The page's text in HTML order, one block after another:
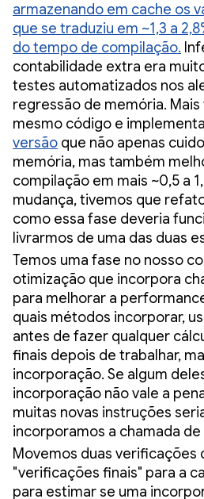
armazenando em cache os
que se traduziu em ~1,3 a
do tempo de compilação.
contabilidade extra era
testes automatizados nos
regressão de memória.
mesmo código e
versão que não apenas
memória, mas também
compilação em mais ~0,5 a
mudança, tivemos que
como essa fase deveria
livrarmos de uma das duas
Temos uma fase no nosso
otimização que incorpora
para melhorar a
quais métodos incorporar,
antes de fazer qualquer
finais depois de trabalhar,
incorporação. Se algum
incorporação não vale a
muitas novas instruções
incorporamos a chamada
Movemos duas verificações
"verificações finais" para a
para estimar se uma